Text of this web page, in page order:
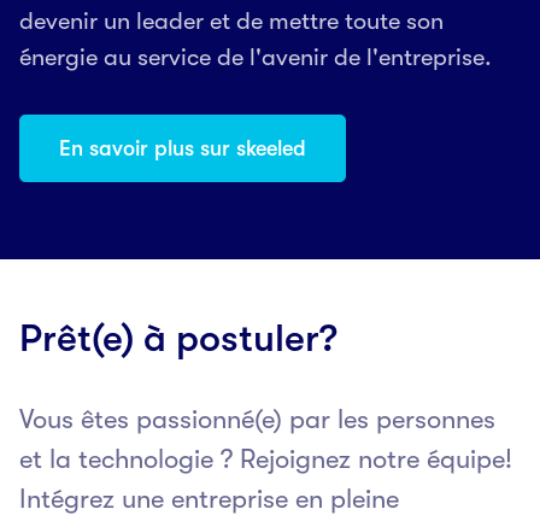
devenir un leader et de mettre toute son
énergie au service de l'avenir de l'entreprise.
En savoir plus sur skeeled
Prêt(e) à postuler?
Vous êtes passionné(e) par les personnes
et la technologie ? Rejoignez notre équipe!
Intégrez une entreprise en pleine